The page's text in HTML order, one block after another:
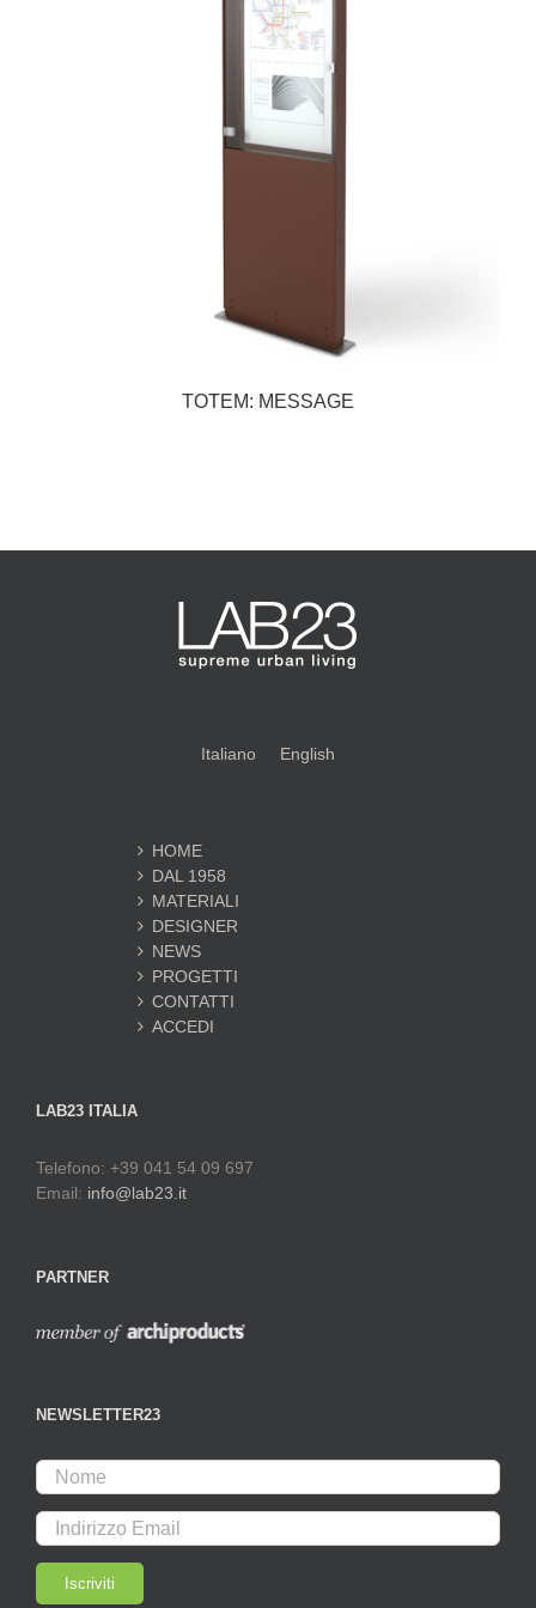
TOTEM: MESSAGE
Italiano English
HOME
DAL 1958
MATERIALI
DESIGNER
NEWS
PROGETTI
CONTATTI
ACCEDI
LAB23 ITALIA
Telefono: +39 041 54 09 697
Email: info@lab23.it
PARTNER
NEWSLETTER23